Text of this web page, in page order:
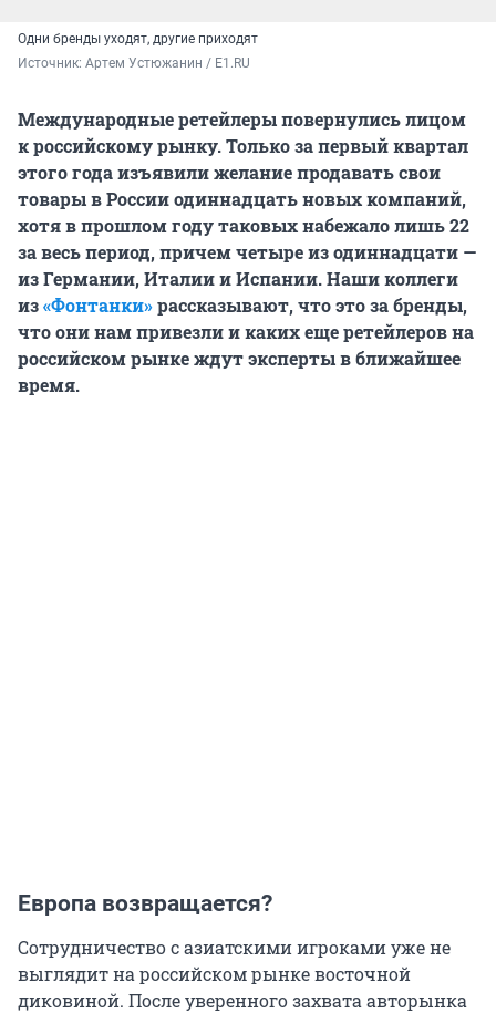
Одни бренды уходят, другие приходят
Источник: Артем Устюжанин / E1.RU
Международные ретейлеры повернулись лицом
к российскому рынку. Только за первый квартал
этого года изъявили желание продавать свои
товары в России одиннадцать новых компаний,
хотя в прошлом году таковых набежало лишь 22
за весь период, причем четыре из одиннадцати —
из Германии, Италии и Испании. Наши коллеги
из«Фонтанки»рассказывают, что это за бренды,
что они нам привезли и каких еще ретейлеров на
российском рынке ждут эксперты в ближайшее
время.
Европа возвращается?
Сотрудничество с азиатскими игроками уже не
выглядит на российском рынке восточной
диковиной. После уверенного захвата авторынка